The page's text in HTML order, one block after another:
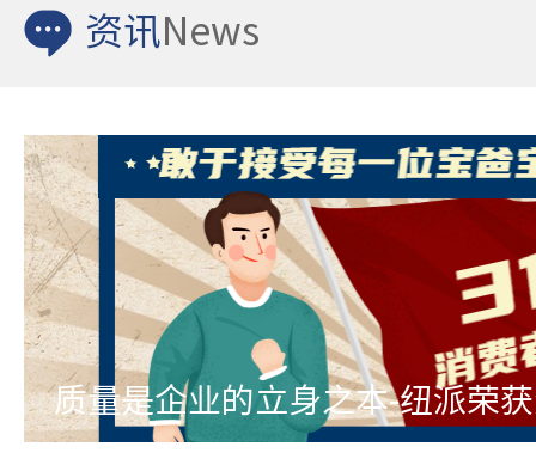
资讯 News
质量是企业的立身之本-纽派荣